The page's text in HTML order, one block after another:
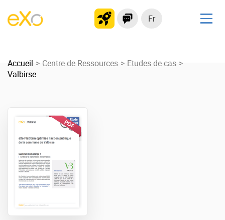
Fr
Plateforme collaborative
Réseau social
La Plateforme
Pourquoi eXo ?
Mobile
Accueil Centre de Ressources
Etudes de cas
Valbirse